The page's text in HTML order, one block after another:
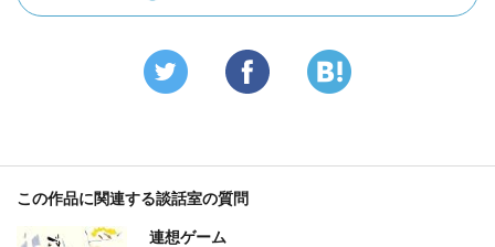
この作品に関連する談話室の質問
連想ゲーム